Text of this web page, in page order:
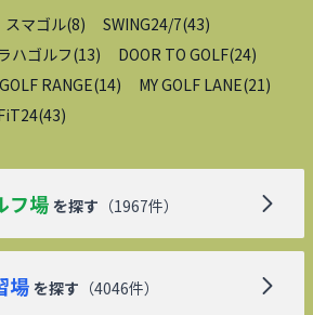
スマゴル(8) SWING24/7(43)
ハゴルフ(13) DOOR TO GOLF(24)
RANGE(14) MY GOLF LANE(21 )
(43)
フ場 を探す （1967件）
場 を探す （4046件）